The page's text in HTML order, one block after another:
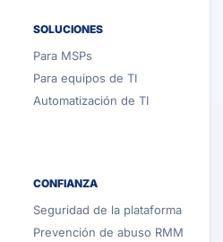
SOLUCIONES
Para MSPs
Para equipos de TI
Automatización de TI
CONFIANZA
Seguridad de la plataforma
Prevención de abuso RMM